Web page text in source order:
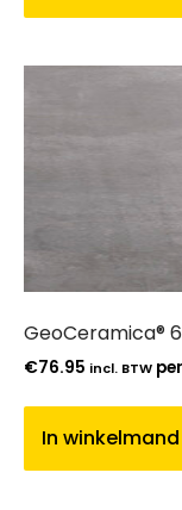
GeoCeramica®
€76.95 incl. BTW
In winkelmand